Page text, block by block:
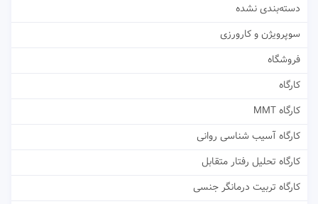
دسته‌بندی نشده
سوپرویژن و کارورزی
فروشگاه
کارگاه
کارگاه MMT
کارگاه آسیب شناسی روانی
کارگاه تحلیل رفتار متقابل
کارگاه تربیت درمانگر جنسی